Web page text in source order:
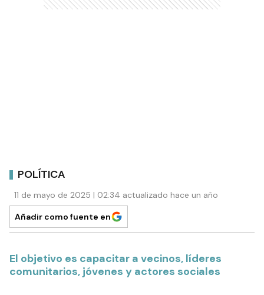
POLÍTICA
11 de mayo de 2025 | 02:34 actualizado hace un año
Añadir como fuente en
El objetivo es capacitar a vecinos, líderes
comunitarios, jóvenes y actores sociales